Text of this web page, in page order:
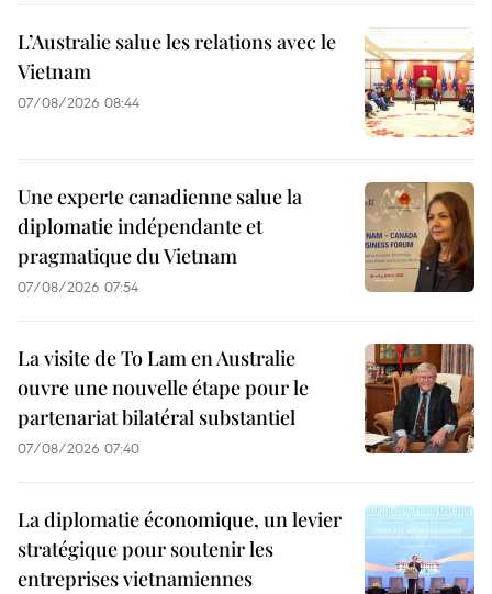
L’Australie salue les relations avec le
Vietnam
07/08/2026 08:44
Une experte canadienne salue la
diplomatie indépendante et
pragmatique du Vietnam
07/08/2026 07:54
La visite de To Lam en Australie
ouvre une nouvelle étape pour le
partenariat bilatéral substantiel
07/08/2026 07:40
La diplomatie économique, un levier
stratégique pour soutenir les
entreprises vietnamiennes